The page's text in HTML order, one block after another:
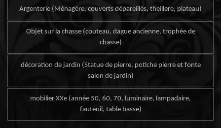
Argenterie (Ménagère, couverts dépareillés, theillere, plateau)
Objet sur la chasse (couteau, dague ancienne, trophée de
chasse)
décoration de jardin (Statue de pierre, potiche pierre et fonte
salon de jardin)
mobilier XXe (année 50, 60, 70, luminaire, lampadaire,
fauteuil, table basse)